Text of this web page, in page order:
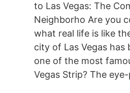
to Las Vegas: The
Neighborho Are you
what real life is like
city of Las Vegas has
one of the most
Vegas Strip? The